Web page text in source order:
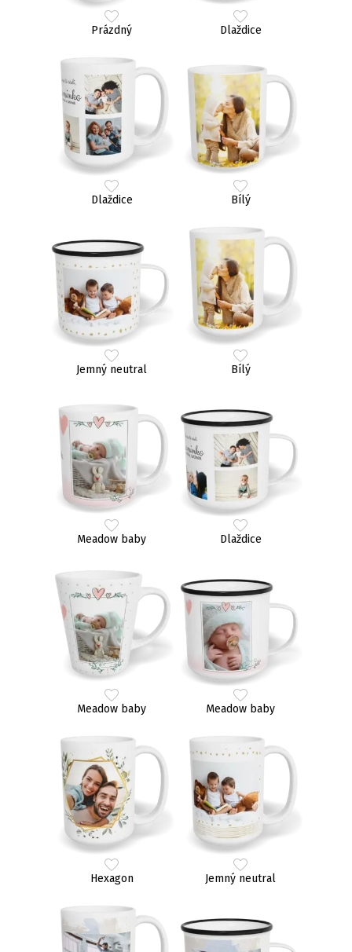
Prázdný Dlaždice
Dlaždice Bílý
Jemný neutral Bílý
Meadow baby Dlaždice
Meadow baby Meadow baby
Hexagon Jemný neutral